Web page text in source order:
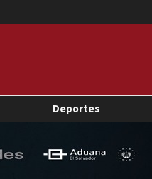
Deportes